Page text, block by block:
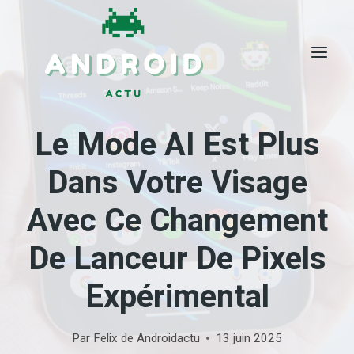
Le Mode AI Est Plus
Dans Votre Visage
Avec Ce Changement
De Lanceur De Pixels
Expérimental
Par Felix de Androidactu 13 juin 2025